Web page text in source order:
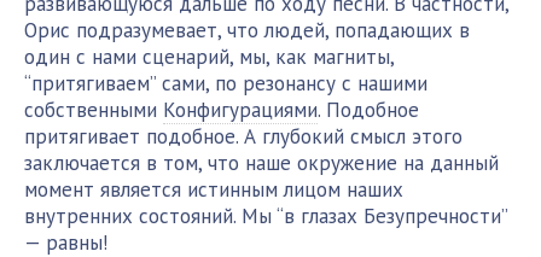
Орис подразумевает, что людей, попадающих в
один с нами сценарий, мы, как магниты,
“притягиваем” сами, по резонансу с нашими
собственными Конфигурациями. Подобное
притягивает подобное. А глубокий смысл этого
заключается в том, что наше окружение на данный
момент является истинным лицом наших
внутренних состояний. Мы “в глазах Безупречности”
— равны!